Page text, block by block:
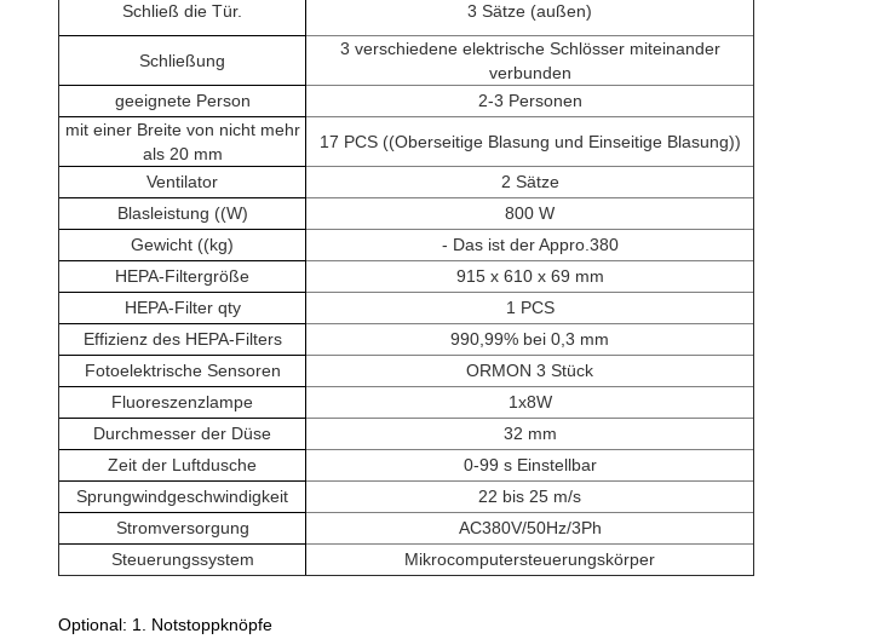
Schließ die Tür. 3 Sätze (außen)
Schließung
3 verschiedene elektrische Schlösser miteinander
verbunden
geeignete Person
2-3 Personen
mit einer Breite von nicht mehr
als 20 mm
17 PCS ((Oberseitige Blasung und Einseitige Blasung))
Ventilator
2 Sätze
Blasleistung ((W)
800 W
Gewicht ((kg)
- Das ist der Appro.380
HEPA-Filtergröße
915 x 610 x 69 mm
HEPA-Filter qty
1 PCS
Effizienz des HEPA-Filters
990,99% bei 0,3 mm
Fotoelektrische Sensoren
ORMON 3 Stück
Fluoreszenzlampe
1x8W
Durchmesser der Düse
32 mm
Zeit der Luftdusche
0-99 s Einstellbar
Sprungwindgeschwindigkeit
22 bis 25 m/s
Stromversorgung
AC380V/50Hz/3Ph
Steuerungssystem
Mikrocomputersteuerungskörper
Optional: 1. Notstoppknöpfe